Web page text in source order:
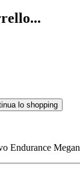
lo shopping
Endurance Megan